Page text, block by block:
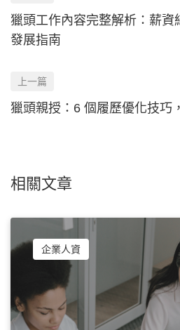
獵頭工作內容完整解析：薪資
發展指南
上一篇
獵頭親授：6 個履歷優化技巧
相關文章
企業人資